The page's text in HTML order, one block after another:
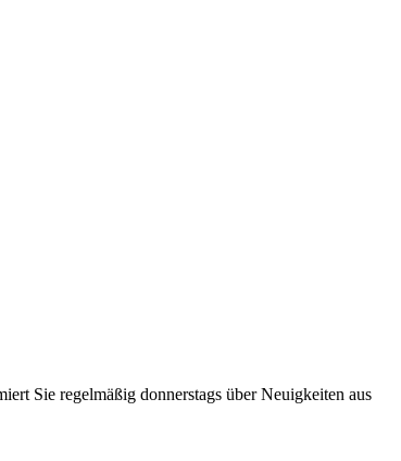
Sie regelmäßig donnerstags über Neuigkeiten aus